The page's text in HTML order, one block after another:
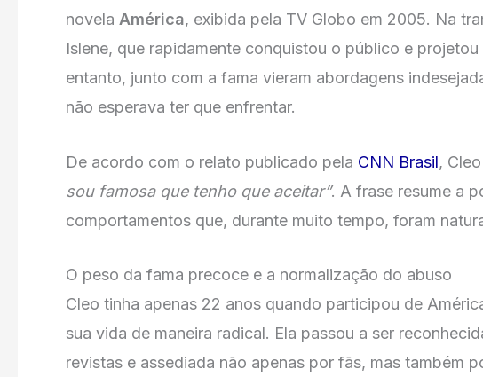
novela América, exibida pela TV Globo em 2005. Na
Islene, que rapidamente conquistou o público e
entanto, junto com a fama vieram abordagens
não esperava ter que enfrentar.
De acordo com o relato publicado pela CNN Brasil,
sou famosa que tenho que aceitar”. A frase resume a
comportamentos que, durante muito tempo, foram
O peso da fama precoce e a normalização do abuso
Cleo tinha apenas 22 anos quando participou de
sua vida de maneira radical. Ela passou a ser
revistas e assediada não apenas por fãs, mas também